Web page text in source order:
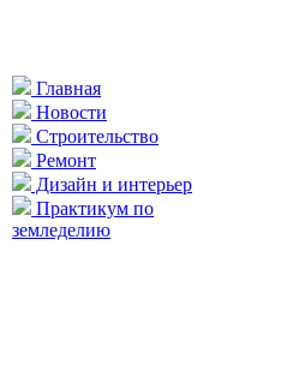
Главная
Новости
Строительство
Ремонт
Дизайн и интерьер
Практикум по
земледелию